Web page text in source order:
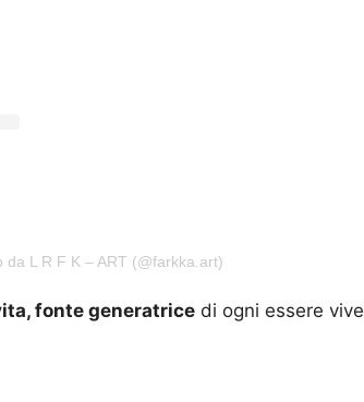
da L R F K – ART (@farkka.art)
fonte generatrice di ogni essere